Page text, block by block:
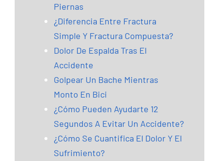
Piernas
¿Diferencia Entre Fractura
Simple Y Fractura Compuesta?
Dolor De Espalda Tras El
Accidente
Golpear Un Bache Mientras
Monto En Bici
¿Cómo Pueden Ayudarte 12
Segundos A Evitar Un Accidente?
¿Cómo Se Cuantifica El Dolor Y El
Sufrimiento?